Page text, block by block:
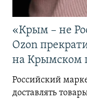
«Крым – не
Ozon
на Крымском
Российский
доставлять